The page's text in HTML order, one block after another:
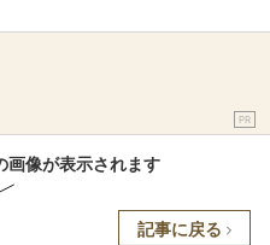
PR
画像が表示されます
記事に戻る